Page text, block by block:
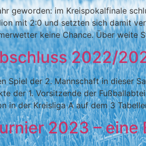
geworden: im Kreispokalfinale
mit 2:0 und setzten sich damit
keine Chance. Über weite
2022/
Spiel der 2. Mannschaft in dieser
der 1. Vorsitzende der
in der Kreisliga A auf dem 3
2023 – eine